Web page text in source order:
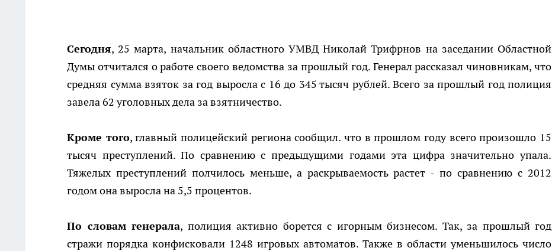
Сегодня, 25 марта, начальник областного УМВД Николай Трифрнов на заседании Областной
Думы отчитался о работе своего ведомства за прошлый год. Генерал рассказал чиновникам, что
средняя сумма взяток за год выросла с 16 до 345 тысяч рублей. Всего за прошлый год полиция
завела 62 уголовных дела за взятничество.
Кроме того, главный полицейский региона сообщил. что в прошлом году всего произошло 15
тысяч преступлений. По сравнению с предыдущими годами эта цифра значительно упала.
Тяжелых преступлений полчилось меньше, а раскрываемость растет - по сравнению с 2012
годом она выросла на 5,5 процентов.
По словам генерала, полиция активно борется с игорным бизнесом. Так, за прошлый год
стражи порядка конфисковали 1248 игровых автоматов. Также в области уменьшилось число